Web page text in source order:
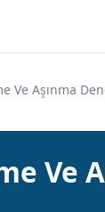
Ve Aşınma
Ve